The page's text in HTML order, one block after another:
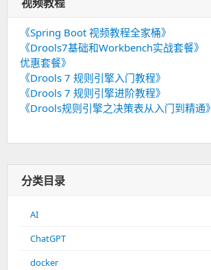
《Spring Boot 视频教程全家桶》
《Drools7基础和Workbench实战套餐》
优惠套餐》
《Drools 7 规则引擎入门教程》
《Drools 7 规则引擎进阶教程》
《Drools规则引擎之决策表从入门到精通》
分类目录
AI
ChatGPT
docker